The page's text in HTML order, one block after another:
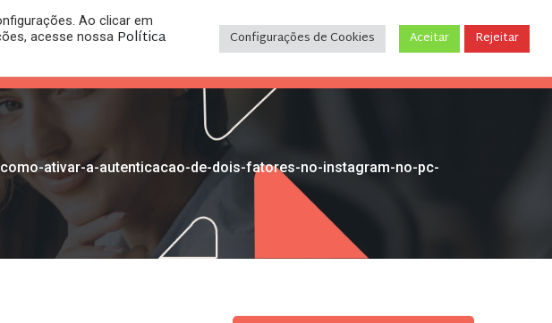
PUBLICAÇÕES CONTATO (31) 3243-9035
como-ativar-a-autenticacao-de-dois-fatores-no-instagram-no-pc-
Ao clicar em
acesse nossa Política Configurações de Cookies Aceitar Rejeitar